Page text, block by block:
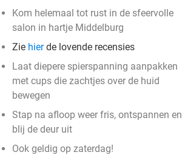
Kom helemaal tot rust in de sfeervolle
salon in hartje Middelburg
Zie hierde lovende recensies
Laat diepere spierspanning aanpakken
met cups die zachtjes over de huid
bewegen
Stap na afloop weer fris, ontspannen en
blij de deur uit
Ook geldig op zaterdag!